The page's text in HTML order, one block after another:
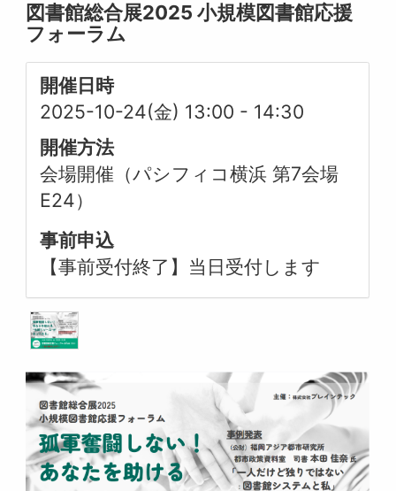
図書館総合展2025 小規模図書館応援
フォーラム
開催日時
2025-10-24(金) 13:00 - 14:30
開催方法
会場開催（パシフィコ横浜 第7会場
E24）
事前申込
【事前受付終了】当日受付します